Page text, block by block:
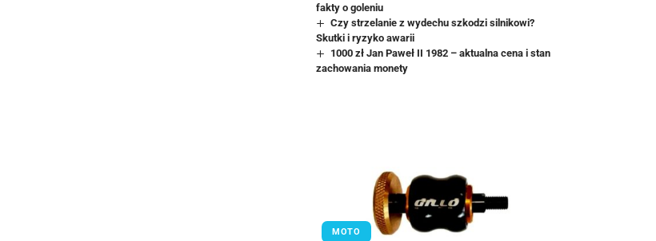
fakty o goleniu
Czy strzelanie z wydechu szkodzi silnikowi?
Skutki i ryzyko awarii
1000 zł Jan Paweł II 1982 – aktualna cena i stan
zachowania monety
MOTO